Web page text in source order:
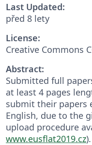
Last Updated:
před 8 lety
License:
Creative Commons
Abstract:
Submitted full
at least 4 pages
submit their papers
English, due to the
upload procedure
www.eusflat2019.cz).